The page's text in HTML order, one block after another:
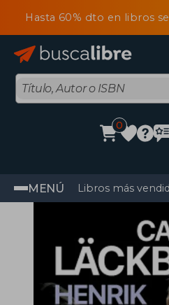
Hasta 60% dto en libros
0
MENÚ Libros más